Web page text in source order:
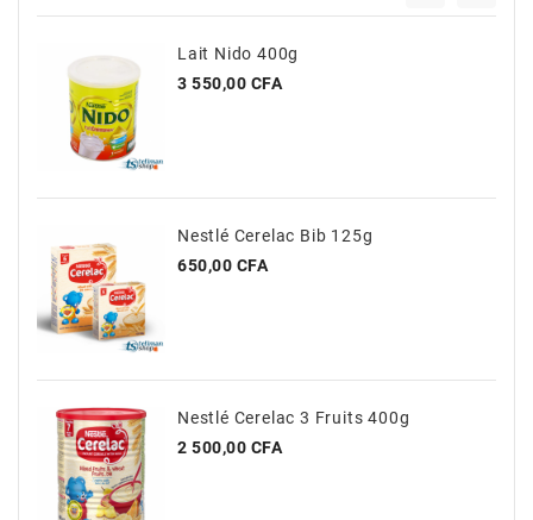
Lait Nido 400g
Prix
3 550,00 CFA
Nestlé Cerelac Bib 125g
Prix
650,00 CFA
Nestlé Cerelac 3 Fruits 400g
Prix
2 500,00 CFA